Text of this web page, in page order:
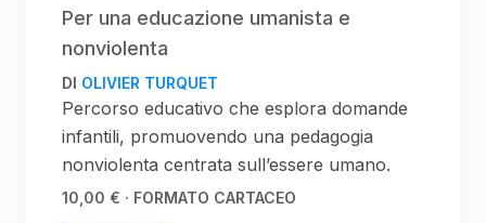
Per una educazione umanista e
nonviolenta
DI OLIVIER TURQUET
Percorso educativo che esplora domande
infantili, promuovendo una pedagogia
nonviolenta centrata sull’essere umano.
10,00 € · FORMATO CARTACEO